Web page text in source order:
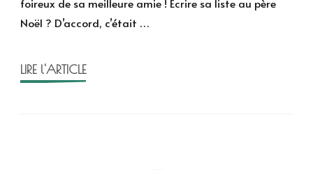
voudrais
un
foireux de sa meilleure amie ! Écrire sa liste au père
Noël ? D’accord, c’était …
LIRE l'ARTICLE